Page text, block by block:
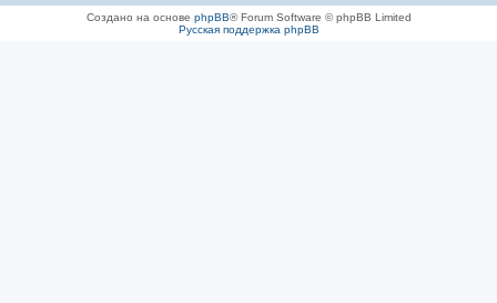
Создано на основе phpBB® Forum Software © phpBB Limited
Русская поддержка phpBB